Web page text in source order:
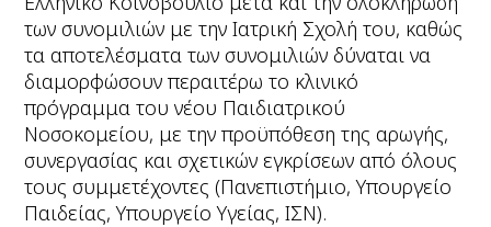
των συνομιλιών με την Ιατρική Σχολή του, καθώς
τα αποτελέσματα των συνομιλιών δύναται να
διαμορφώσουν περαιτέρω το κλινικό
πρόγραμμα του νέου Παιδιατρικού
Νοσοκομείου, με την προϋπόθεση της αρωγής,
συνεργασίας και σχετικών εγκρίσεων από όλους
τους συμμετέχοντες (Πανεπιστήμιο, Υπουργείο
Παιδείας, Υπουργείο Υγείας, ΙΣΝ).